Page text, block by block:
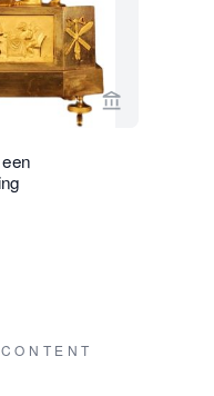
Bekijk